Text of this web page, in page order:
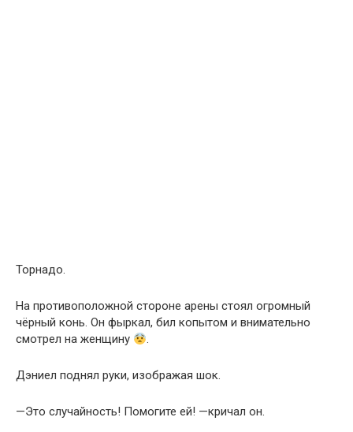
Торнадо.
На противоположной стороне арены стоял огромный
чёрный конь. Он фыркал, бил копытом и внимательно
смотрел на женщину
.
Дэниел поднял руки, изображая шок.
—Это случайность! Помогите ей! —кричал он.